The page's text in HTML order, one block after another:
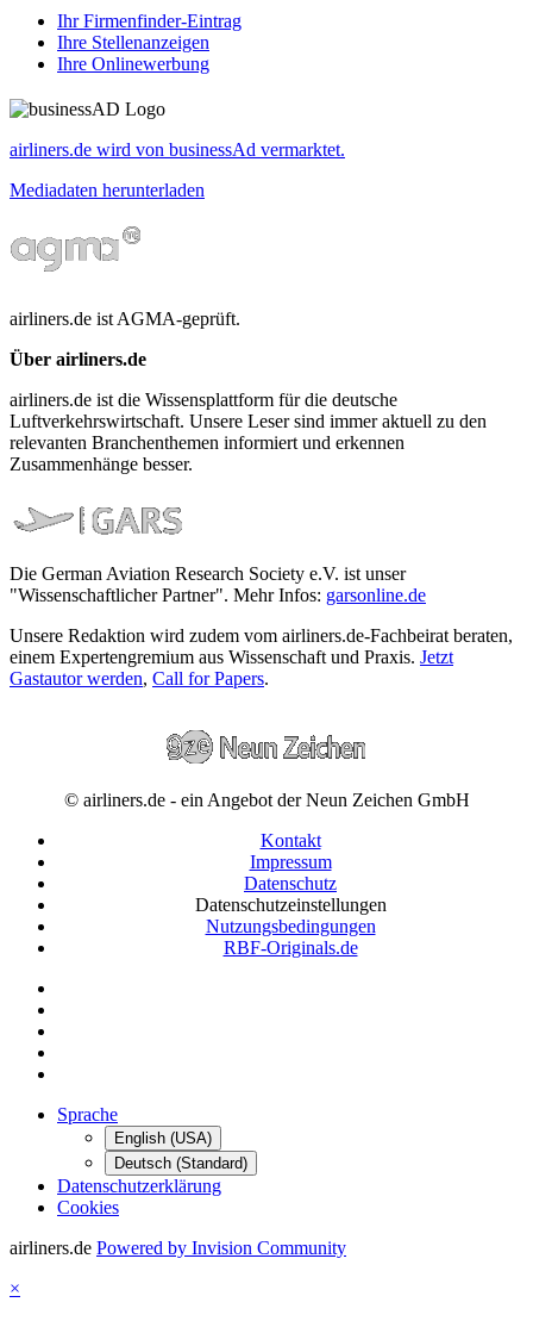
Ihr Firmenfinder-Eintrag
Ihre Stellenanzeigen
Ihre Onlinewerbung
airliners.de wird von businessAd vermarktet.
Mediadaten herunterladen
airliners.de ist AGMA-geprüft.
Über airliners.de
airliners.de ist die Wissensplattform für die deutsche
Luftverkehrswirtschaft. Unsere Leser sind immer aktuell zu den
relevanten Branchenthemen informiert und erkennen
Zusammenhänge besser.
Die German Aviation Research Society e.V. ist unser
"Wissenschaftlicher Partner". Mehr Infos: garsonline.de
Unsere Redaktion wird zudem vom airliners.de-Fachbeirat beraten,
einem Expertengremium aus Wissenschaft und Praxis. Jetzt
Gastautor werden, Call for Papers.
© airliners.de - ein Angebot der Neun Zeichen GmbH
Kontakt
Impressum
Datenschutz
Datenschutzeinstellungen
Nutzungsbedingungen
RBF-Originals.de
Sprache
English (USA)
Deutsch (Standard)
Datenschutzerklärung
Cookies
airliners.de Powered by Invision Community
×